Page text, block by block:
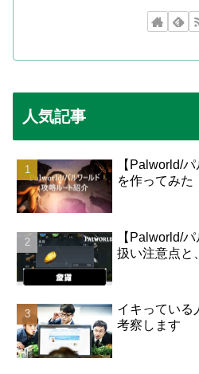
人気記事
【Palworld/
を作ってみた
【Palworld/
扱い注意点と
イキっている
考察します